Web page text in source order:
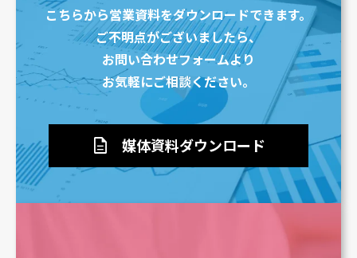
こちらから営業資料をダウンロードできます。
ご不明点がございましたら、
お問い合わせフォームより
お気軽にご相談ください。
description 媒体資料ダウンロード